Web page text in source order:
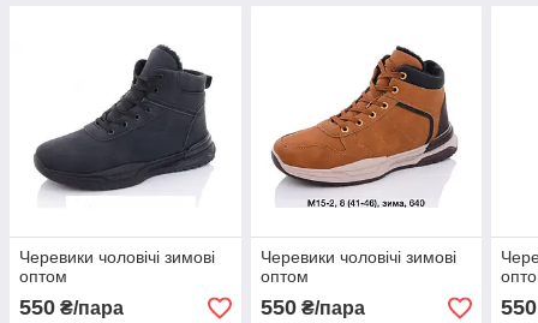
Черевики чоловічі зимові
оптом
550 ₴/пара
Черевики чоловічі зимові
оптом
550₴/пара 550